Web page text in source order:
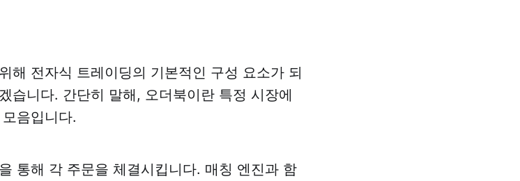
해 전자식 트레이딩의 기본적인 구성 요소가 되
습니다. 간단히 말해, 오더북이란 특정 시장에
음입니다.
통해 각 주문을 체결시킵니다. 매칭 엔진과 함